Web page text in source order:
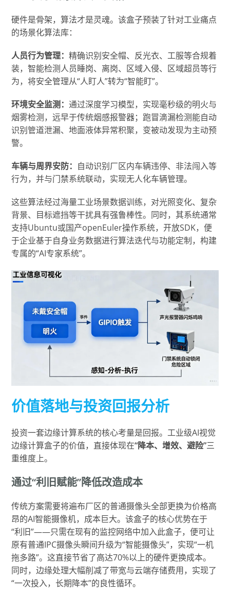
硬件是骨架，算法才是灵魂。该盒子预装了针对工业痛点
的场景化算法库：
人员行为管理：精确识别安全帽、反光衣、工服等合规着
装，智能检测人员睡岗、离岗、区域入侵、区域超员等行
为，将安全管理从“人盯人”转为“智能盯”。
环境安全监测：通过深度学习模型，实现毫秒级的明火与
烟雾检测，远早于传统烟感报警器；跑冒滴漏检测能自动
识别管道泄漏、地面液体异常积聚，变被动发现为主动预
警。
车辆与周界安防： 自动识别厂区内车辆违停、非法闯入等
行为，并与门禁系统联动，实现无人化车辆管理。
这些算法经过海量工业场景数据训练，对光照变化、复杂
背景、目标遮挡等干扰具有强鲁棒性。同时，其系统通常
支持Ubuntu或国产openEuler操作系统，开放SDK，便
于企业基于自身业务数据进行算法迭代与功能定制，构建
专属的“AI专家系统”。
价值落地与投资回报分析
投资一套边缘计算系统的核心考量是回报。工业级AI视觉
边缘计算盒子的价值，直接体现在“降本、增效、避险”三
重维度上。
通过“利旧赋能”降低改造成本
传统方案需要将遍布厂区的普通摄像头全部更换为价格高
昂的AI智能摄像机，成本巨大。该盒子的核心优势在于
“利旧”——只需在现有的监控网络中加入此盒子，便可让
原有普通IPC摄像头瞬间升级为“智能摄像头”，实现“一机
拖多路”。这直接节省了高达70%以上的硬件更换成本。
同时，边缘处理大幅削减了带宽与云端存储费用，实现了
“一次投入，长期降本”的良性循环。